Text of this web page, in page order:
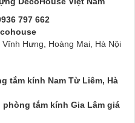
797 662
Hưng, Hoàng Mai, Hà Nội
tắm kính Nam Từ Liêm, Hà
tắm kính Gia Lâm giá